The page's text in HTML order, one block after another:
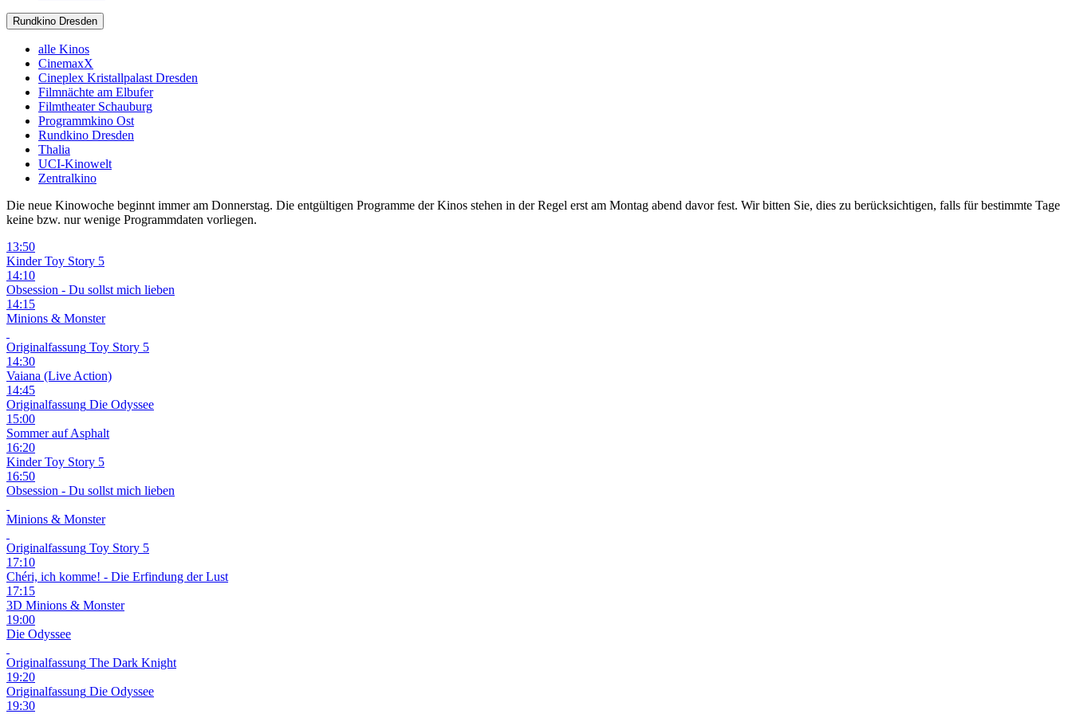
Rundkino Dresden
alle Kinos
CinemaxX
Cineplex Kristallpalast Dresden
Filmnächte am Elbufer
Filmtheater Schauburg
Programmkino Ost
Rundkino Dresden
Thalia
UCI-Kinowelt
Zentralkino
Die neue Kinowoche beginnt immer am Donnerstag. Die entgültigen Programme der Kinos stehen in der Regel erst am Montag abend davor fest. Wir bitten Sie, dies zu berücksichtigen, falls für bestimmte Tage
keine bzw. nur wenige Programmdaten vorliegen.
13:50
Kinder Toy Story 5
14:10
Obsession - Du sollst mich lieben
14:15
Minions & Monster
Originalfassung Toy Story 5
14:30
Vaiana (Live Action)
14:45
Originalfassung Die Odyssee
15:00
Sommer auf Asphalt
16:20
Kinder Toy Story 5
16:50
Obsession - Du sollst mich lieben
Minions & Monster
Originalfassung Toy Story 5
17:10
Chéri, ich komme! - Die Erfindung der Lust
17:15
3D Minions & Monster
19:00
Die Odyssee
Originalfassung The Dark Knight
19:20
Originalfassung Die Odyssee
19:30